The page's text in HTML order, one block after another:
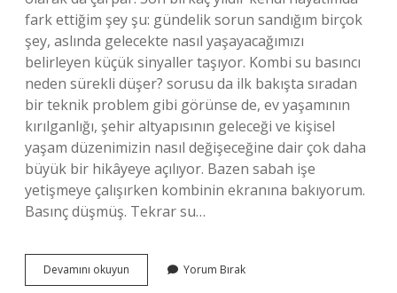
fark ettiğim şey şu: gündelik sorun sandığım birçok
şey, aslında gelecekte nasıl yaşayacağımızı
belirleyen küçük sinyaller taşıyor. Kombi su basıncı
neden sürekli düşer? sorusu da ilk bakışta sıradan
bir teknik problem gibi görünse de, ev yaşamının
kırılganlığı, şehir altyapısının geleceği ve kişisel
yaşam düzenimizin nasıl değişeceğine dair çok daha
büyük bir hikâyeye açılıyor. Bazen sabah işe
yetişmeye çalışırken kombinin ekranına bakıyorum.
Basınç düşmüş. Tekrar su…
Devamını okuyun
su
Yorum Bırak